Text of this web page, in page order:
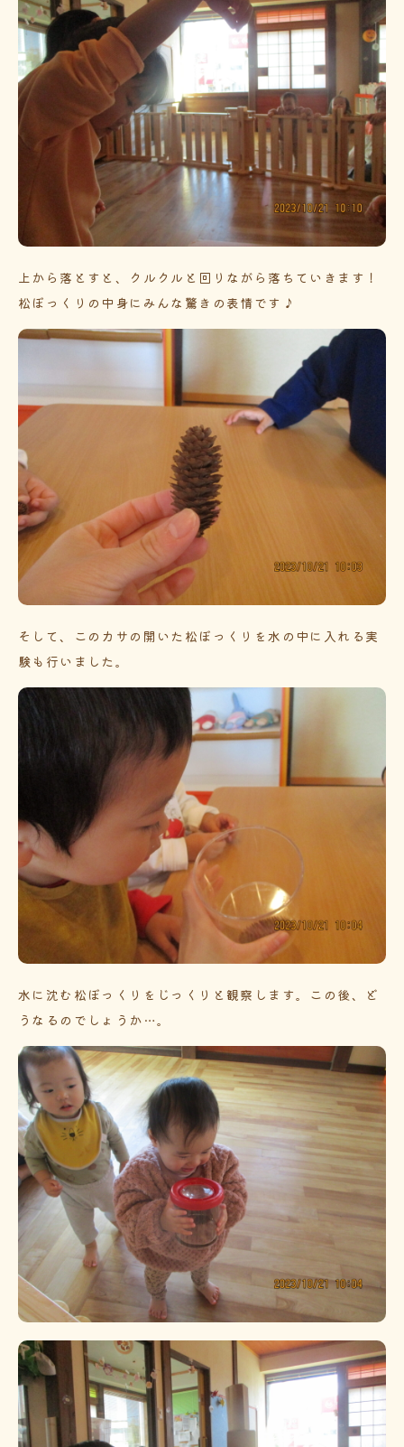
上から落とすと、クルクルと回りながら落ちていきます！
松ぼっくりの中身にみんな驚きの表情です♪
そして、このカサの開いた松ぼっくりを水の中に入れる実
験も行いました。
水に沈む松ぼっくりをじっくりと観察します。この後、ど
うなるのでしょうか…。